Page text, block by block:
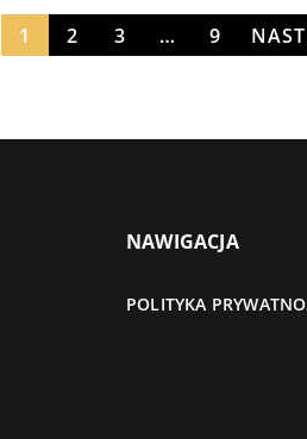
1 2 3 … 9
NAWIGACJA
POLITYKA